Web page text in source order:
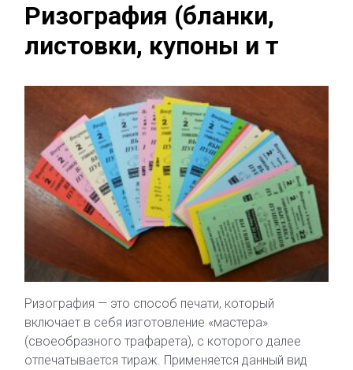
Ризография (бланки,
листовки, купоны и т
Ризография — это способ печати, который
включает в себя изготовление «мастера»
(своеобразного трафарета), с которого далее
отпечатывается тираж. Применяется данный вид